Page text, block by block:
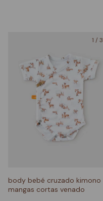
1 / 3
body bebé cruzado kimono
mangas cortas venado